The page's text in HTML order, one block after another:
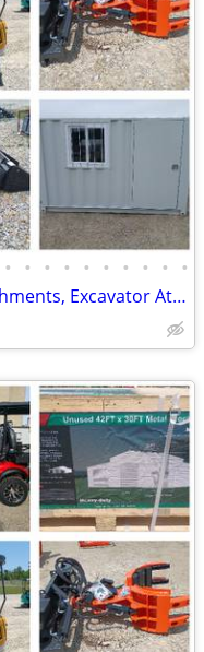
• • • • • • • • • •
Mini Excavators, Skid Steer Attachments, Excavator Attachments